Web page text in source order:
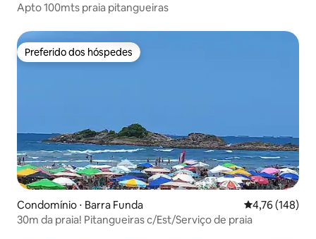
Apto 100mts praia pitangueiras
Preferido dos hóspedes
Preferido dos hóspedes
Condomínio ⋅ Barra Funda 4,76 de uma
4,76 (148)
30m da praia! Pitangueiras c/Est/Serviço de praia